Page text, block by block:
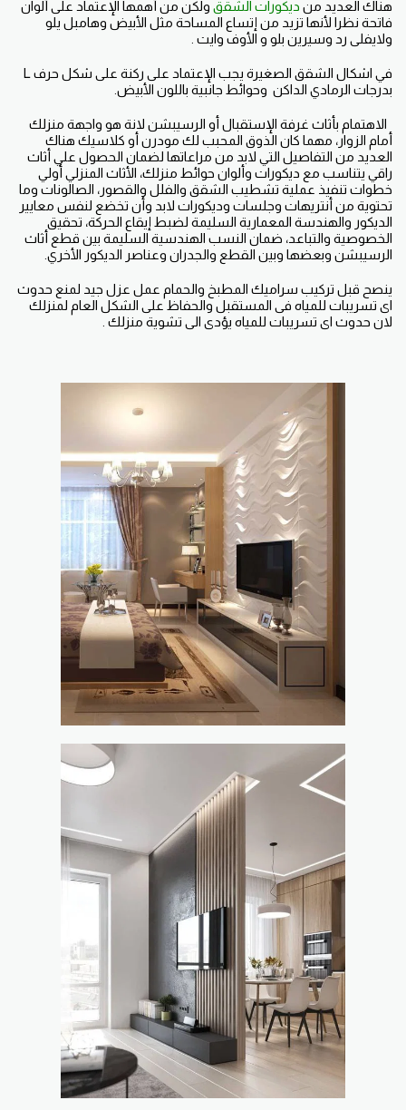
هناك العديد من ديكورات الشقق ولكن من أهمها الإعتماد على ألوان
فاتحة نظرا لأنها تزيد من إتساع المساحة مثل الأبيض وهامبل يلو
ولايفلى رد وسيرين بلو و الأوف وايت .
في اشكال الشقق الصغيرة يجب الإعتماد على ركنة على شكل حرف L
بدرجات الرمادي الداكن وحوائط جانبية باللون الأبيض.
الاهتمام بأثاث غرفة الإستقبال أو الرسيبشن لانة هو واجهة منزلك
أمام الزوار، مهما كان الذوق المحبب لك مودرن أو كلاسيك هناك
العديد من التفاصيل التي لابد من مراعاتها لضمان الحصول علي أثاث
راقي يتناسب مع ديكورات وألوان حوائط منزلك، الأثاث المنزلي أولي
خطوات تنفيذ عملية تشطيب الشقق والفلل والقصور، الصالونات وما
تحتوية من أنتريهات وجلسات وديكورات لابد وأن تخضع لنفس معايير
الديكور والهندسة المعمارية السليمة لضبط إيقاع الحركة، تحقيق
الخصوصية والتباعد، ضمان النسب الهندسية السليمة بين قطع أثاث
الرسيبشن وبعضها وبين القطع والجدران وعناصر الديكور الأخري.
ينصح قبل تركيب سراميك المطبخ والحمام عمل عزل جيد لمنع حدوث
اى تسريبات للمياه فى المستقبل والحفاظ على الشكل العام لمنزلك
لان حدوث اى تسريبات للمياه يؤدى الى تشوية منزلك .